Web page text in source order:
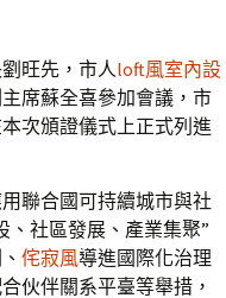
旺先，市人loft風室內設
席蘇全喜參加會議，市
次頒證儀式上正式列進
聯合國可持續城市與社
、社區發展、產業集聚”
侘寂風導進國際化治理
伙伴關系平臺等舉措，